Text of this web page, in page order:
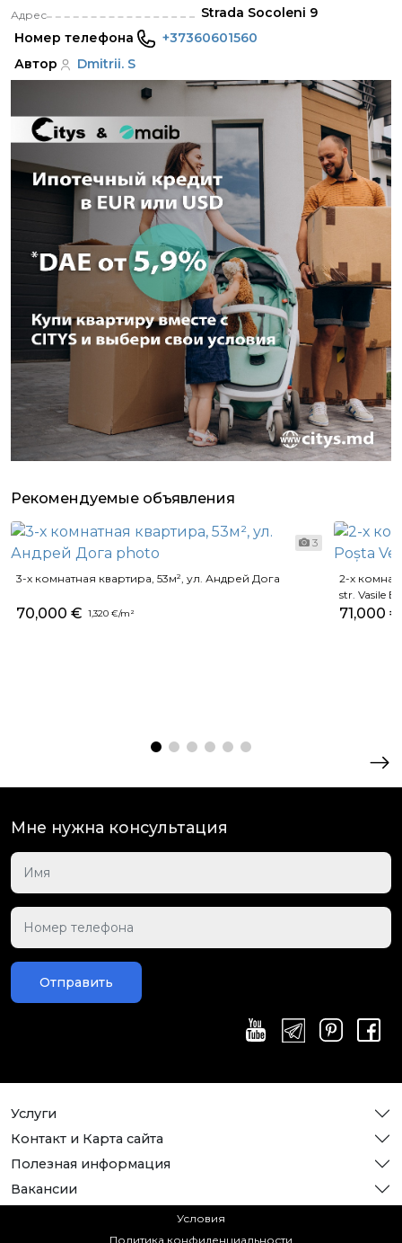
Адрес
Strada Socoleni 9
Номер телефона
+37360601560
Автор
Dmitrii. S
Рекомендуемые объявления
3
3-х комнатная квартира, 53м², ул. Андрей Дога
70,000 € 1,320 €/m²
2-х
str. Vasile
71,000 €
Мне нужна консультация
Отправить
Услуги
Контакт и Карта сайта
Полезная информация
Вакансии
Условия
Политика конфиденциальности